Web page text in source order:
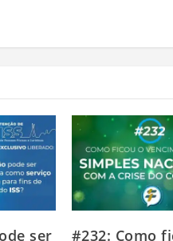
ser
#232: Como